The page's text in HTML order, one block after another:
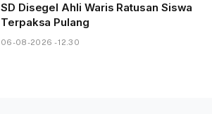
SD Disegel Ahli Waris Ratusan Siswa
Terpaksa Pulang
06-08-2026 - 12.30